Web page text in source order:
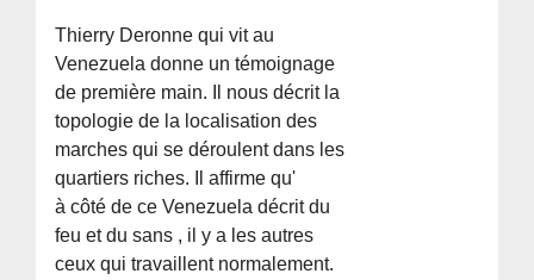
Thierry Deronne qui vit au
Venezuela donne un témoignage
de première main. Il nous décrit la
topologie de la localisation des
marches qui se déroulent dans les
quartiers riches. Il affirme qu'
à côté de ce Venezuela décrit du
feu et du sans , il y a les autres
ceux qui travaillent normalement.